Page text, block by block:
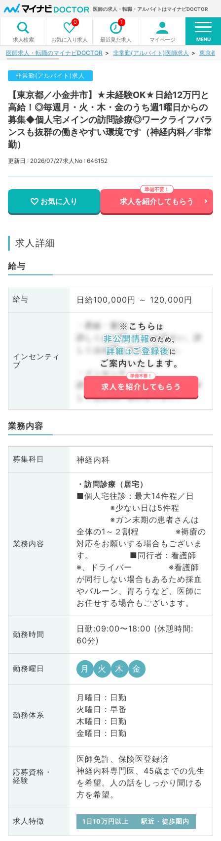
医師の求人・転職・アルバイトはマイナビDOCTOR
求人検索 お気に入り求人
0
最近見た求人
1
マイページ MENU
医師求人・転職のマイナビDOCTOR 非常勤(アルバイト)医師求人 東京都
非常勤(アルバイト)求人
【東京都／小金井市】★未経験OK★日給12万円と
高給！◎毎週月・火・木・金のうち週1曜日からの
募集◆個人宅メインの訪問診療◎ワークライフバラ
ンスも抜群の働きやすい環境です（神経内科／非常
勤）
更新日 : 2026/07/27求人No : 646152
お気に入り 求人を紹介してもらう
求人詳細
給与
給与 日給100,000円 ～ 120,000円
インセンティ
ブ
・昇給・賞与
詳しくはお問い合わせ下さい。詳
しくはお問い合わせ下さい。
・インセンティブ
詳しくはお問い合わせ下さい。詳
しくはお問い合わせ下さい。
業務内容
募集科目 神経内科
業務内容
訪問診療（居宅）
■個人宅往診：最大14件程／日
※少ない日は5件程
※ガン末期の患者さんは
全体の1～２割程 ※褥瘡の
対応をお願いする場合もございま
す。 ■同行者：看護師
※、ドライバー ※看護師
が同行しない場合もあるため採血
やバルーン、胃ろうなど、医師に
お任せする場合もございます。
勤務時間
日勤:09:00〜18:00 (休憩時間:
60分)
勤務曜日 月 火 木 金
勤務体系
月曜日 : 日勤
火曜日 : 早番
木曜日 : 日勤
金曜日 : 日勤
応募資格・
経験
医師免許、保険医登録済
神経内科専門医、45歳までの先生
を希望。人の話をしっかり聞ける
方を希望。
求人特徴 1日10万円以上 駅近・徒歩圏内